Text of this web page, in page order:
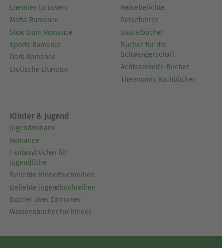
Enemies to Lovers
Mafia Romance
Slow Burn Romance
Sports Romance
Dark Romance
Erotische Literatur
Reiseberichte
Reiseführer
Bastelbücher
Bücher für die
Schwangerschaft
Achtsamkeits-Bücher
Thermomix Kochbücher
Kinder & Jugend
Jugendromane
Romance
Fantasybücher für
Jugendliche
Beliebte Kinderbuchreihen
Beliebte Jugendbuchreihen
Bücher über Einhörner
Wissensbücher für Kinder